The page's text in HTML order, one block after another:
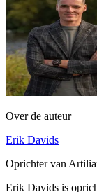
Over de auteur
Erik Davids
Oprichter van
Erik Davids is